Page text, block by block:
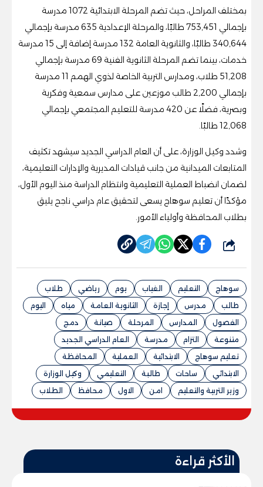
بمختلف المراحل، حيث تضم المرحلة الابتدائية 1072 مدرسة
بإجمالي 753,451 طالبًا، والمرحلة الإعدادية 635 مدرسة بإجمالي
340,644 طالبًا، والثانوية العامة 132 مدرسة إضافة إلى 15 مدرسة
خدمات، بينما تضم المرحلة الثانوية الفنية 69 مدرسة بإجمالي
51,208 طلاب، ومدارس التربية الخاصة لذوي الهمم 11 مدرسة
بإجمالي 2,200 طالب موزعين على مدارس سمعية وفكرية
وبصرية، فضلًا عن 420 مدرسة للتعليم المجتمعي بإجمالي
12,068 طالبًا.
وشدد وكيل الوزارة، على أن العام الدراسي الجديد سيشهد تكثيف
المتابعات الميدانية من جانب قيادات المديرية والإدارات التعليمية،
لضمان انضباط العملية التعليمية وانتظام الدراسة منذ اليوم الأول،
مؤكدًا أن تعليم سوهاج يسعى لتحقيق عام دراسي ناجح يليق
بطلاب المحافظة وأولياء الأمور.
شارك
سوهاج التعليم الغياب يوم رياضي
طلاب
طالب
مدرس إجازة الثانوية العامة مياه
اليوم
الفصول
المدارس المرحلة صيانة
دمج
متنوعة
التزام مدرسة
العام الدراسي الجديد
تعليم سوهاج
الابتدائية العملية
المحافظة
الابتدائي
ساحات طالبة التعليمي
وكيل الوزارة
وزير التربية والتعليم
امن الاول محافظ الطلاب
الأكثر قراءة